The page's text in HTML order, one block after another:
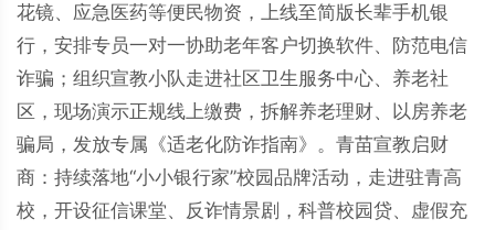
花镜、应急医药等便民物资，上线至简版长辈手机银
行，安排专员一对一协助老年客户切换软件、防范电信
诈骗；组织宣教小队走进社区卫生服务中心、养老社
区，现场演示正规线上缴费，拆解养老理财、以房养老
骗局，发放专属《适老化防诈指南》。青苗宣教启财
商：持续落地“小小银行家”校园品牌活动，走进驻青高
校，开设征信课堂、反诈情景剧，科普校园贷、虚假充